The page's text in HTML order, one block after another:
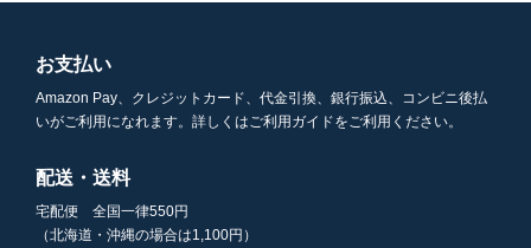
お支払い
Amazon Pay、クレジットカード、代金引換、銀行振込、コンビニ後払
いがご利用になれます。詳しくはご利用ガイドをご利用ください。
配送・送料
宅配便 全国一律550円
（北海道・沖縄の場合は1,100円）